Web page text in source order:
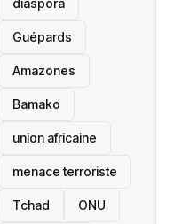
Guépards
Amazones
Bamako
union africaine
menace terroriste
‎Tchad ONU